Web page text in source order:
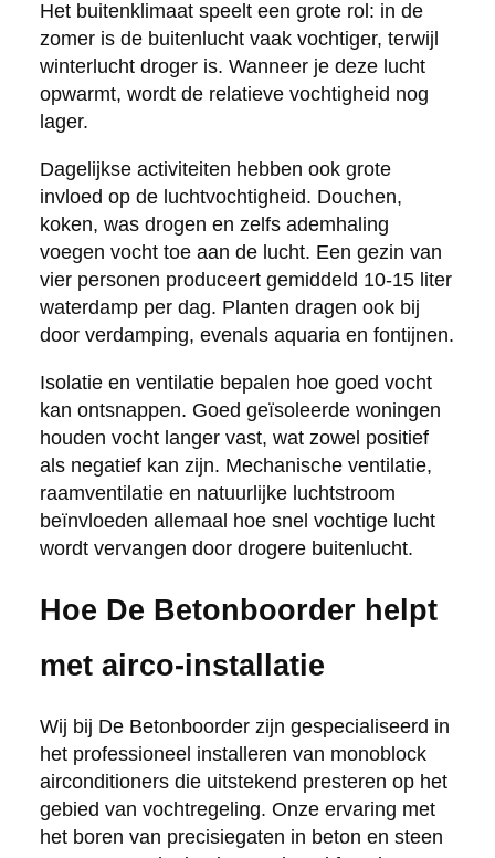
Het buitenklimaat speelt een grote rol: in de
zomer is de buitenlucht vaak vochtiger, terwijl
winterlucht droger is. Wanneer je deze lucht
opwarmt, wordt de relatieve vochtigheid nog
lager.
Dagelijkse activiteiten hebben ook grote
invloed op de luchtvochtigheid. Douchen,
koken, was drogen en zelfs ademhaling
voegen vocht toe aan de lucht. Een gezin van
vier personen produceert gemiddeld 10-15 liter
waterdamp per dag. Planten dragen ook bij
door verdamping, evenals aquaria en fontijnen.
Isolatie en ventilatie bepalen hoe goed vocht
kan ontsnappen. Goed geïsoleerde woningen
houden vocht langer vast, wat zowel positief
als negatief kan zijn. Mechanische ventilatie,
raamventilatie en natuurlijke luchtstroom
beïnvloeden allemaal hoe snel vochtige lucht
wordt vervangen door drogere buitenlucht.
Hoe De Betonboorder helpt
met airco-installatie
Wij bij De Betonboorder zijn gespecialiseerd in
het professioneel installeren van monoblock
airconditioners die uitstekend presteren op het
gebied van vochtregeling. Onze ervaring met
het boren van precisiegaten in beton en steen